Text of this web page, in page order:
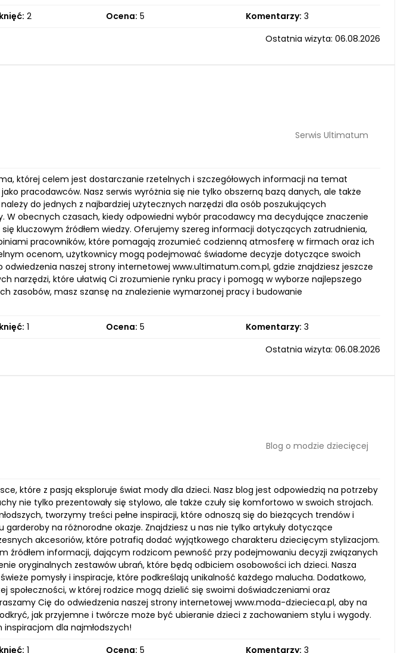
2 Ocena: 5 Komentarzy: 3
Ostatnia wizyta: 06.08.2026
Serwis Ultimatum
której celem jest dostarczanie rzetelnych i szczegółowych informacji na temat
pracodawców. Nasz serwis wyróżnia się nie tylko obszerną bazą danych, ale także
do jednych z najbardziej użytecznych narzędzi dla osób poszukujących
W obecnych czasach, kiedy odpowiedni wybór pracodawcy ma decydujące znaczenie
kluczowym źródłem wiedzy. Oferujemy szereg informacji dotyczących zatrudnienia,
pracowników, które pomagają zrozumieć codzienną atmosferę w firmach oraz ich
ocenom, użytkownicy mogą podejmować świadome decyzje dotyczące swoich
naszej strony internetowej www.ultimatum.com.pl, gdzie znajdziesz jeszcze
narzędzi, które ułatwią Ci zrozumienie rynku pracy i pomogą w wyborze najlepszego
zasobów, masz szansę na znalezienie wymarzonej pracy i budowanie
1 Ocena: 5 Komentarzy: 3
Ostatnia wizyta: 06.08.2026
Blog o modzie dziecięcej
które z pasją eksploruje świat mody dla dzieci. Nasz blog jest odpowiedzią na potrzeby
nie tylko prezentowały się stylowo, ale także czuły się komfortowo w swoich strojach.
tworzymy treści pełne inspiracji, które odnoszą się do bieżących trendów i
na różnorodne okazje. Znajdziesz u nas nie tylko artykuły dotyczące
akcesoriów, które potrafią dodać wyjątkowego charakteru dziecięcym stylizacjom.
źródłem informacji, dającym rodzicom pewność przy podejmowaniu decyzji związanych
oryginalnych zestawów ubrań, które będą odbiciem osobowości ich dzieci. Nasza
pomysły i inspiracje, które podkreślają unikalność każdego malucha. Dodatkowo,
społeczności, w której rodzice mogą dzielić się swoimi doświadczeniami oraz
Cię do odwiedzenia naszej strony internetowej www.moda-dziecieca.pl, aby na
jak przyjemne i twórcze może być ubieranie dzieci z zachowaniem stylu i wygody.
dla najmłodszych!
1 Ocena: 5 Komentarzy: 3